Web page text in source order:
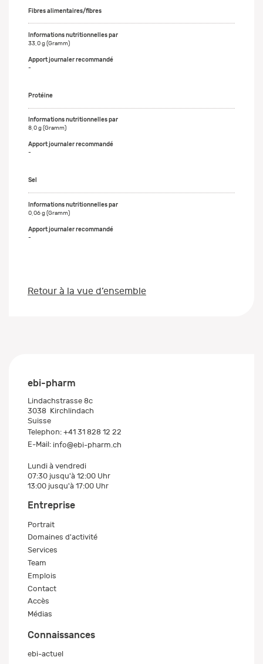
Fibres alimentaires/fibres
33,0 g (Gramm)
-
Protéine
8,0 g (Gramm)
-
Sel
0,06 g (Gramm)
-
Retour à la vue d’ensemble
ebi-pharm
Lindachstrasse 8c
3038 Kirchlindach
Suisse
Telephon: +41 31 828 12 22
E-Mail: info@ebi-pharm.ch
Lundi à vendredi
07:30 jusqu'à 12:00 Uhr
13:00 jusqu'à 17:00 Uhr
Entreprise
Portrait
Domaines d'activité
Services
Team
Emplois
Contact
Accès
Médias
Connaissances
ebi-actuel